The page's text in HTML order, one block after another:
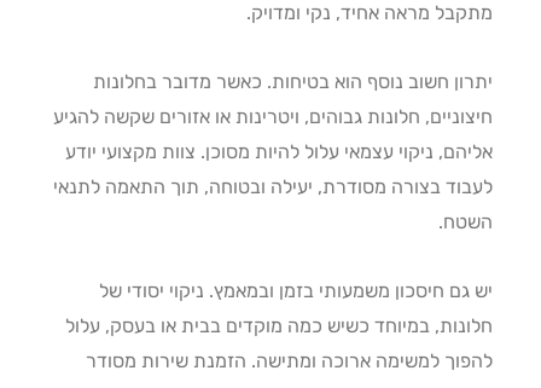
מראה אחיד, נקי ומדויק.
חשוב נוסף הוא בטיחות. כאשר מדובר בחלונות
חלונות גבוהים, ויטרינות או אזורים שקשה להגיע
ניקוי עצמאי עלול להיות מסוכן. צוות מקצועי יודע
בצורה מסודרת, יעילה ובטוחה, תוך התאמה לתנאי
חיסכון משמעותי בזמן ובמאמץ. ניקוי יסודי של
במיוחד כשיש כמה מוקדים בבית או בעסק, עלול
למשימה ארוכה ומתישה. הזמנת שירות מסודר